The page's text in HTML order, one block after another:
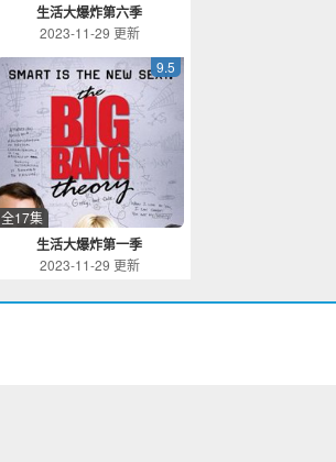
生活大爆炸第六季
2023-11-29 更新
生活大爆炸第一季
9.5
全17集
2023-11-29 更新